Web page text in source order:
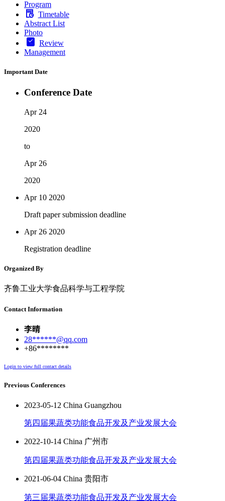
Program
Timetable
Abstract List
Photo
Review
Management
Important Date
Conference Date
Apr 24
2020
to
Apr 26
2020
Apr 10 2020
Draft paper submission deadline
Apr 26 2020
Registration deadline
Organized By
齐鲁工业大学食品科学与工程学院
Contact Information
李晴
28******@qq.com
+86********
Login to view full contact details
Previous Conferences
2023-05-12 China Guangzhou
第四届果蔬类功能食品开发及产业发展大会
2022-10-14 China 广州市
第四届果蔬类功能食品开发及产业发展大会
2021-06-04 China 贵阳市
第三届果蔬类功能食品开发及产业发展大会